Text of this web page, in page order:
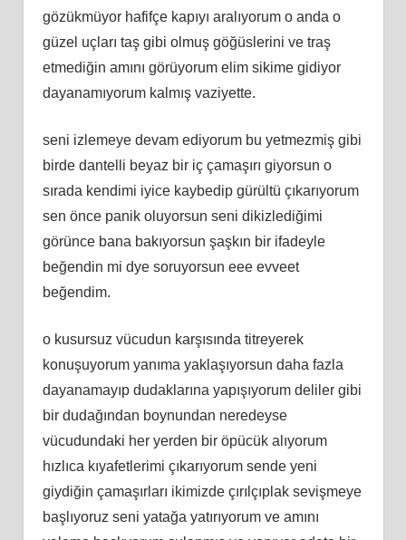
gözükmüyor hafifçe kapıyı aralıyorum o anda o
güzel uçları taş gibi olmuş göğüslerini ve traş
etmediğin amını görüyorum elim sikime gidiyor
dayanamıyorum kalmış vaziyette.
seni izlemeye devam ediyorum bu yetmezmiş gibi
birde dantelli beyaz bir iç çamaşırı giyorsun o
sırada kendimi iyice kaybedip gürültü çıkarıyorum
sen önce panik oluyorsun seni dikizlediğimi
görünce bana bakıyorsun şaşkın bir ifadeyle
beğendin mi dye soruyorsun eee evveet
beğendim.
o kusursuz vücudun karşısında titreyerek
konuşuyorum yanıma yaklaşıyorsun daha fazla
dayanamayıp dudaklarına yapışıyorum deliler gibi
bir dudağından boynundan neredeyse
vücudundaki her yerden bir öpücük alıyorum
hızlıca kıyafetlerimi çıkarıyorum sende yeni
giydiğin çamaşırları ikimizde çırılçıplak sevişmeye
başlıyoruz seni yatağa yatırıyorum ve amını